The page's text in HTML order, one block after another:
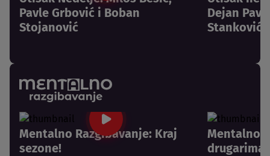
Pavle Grbović i Boban
Stojanović
Dejan
Stanković
Mentalno Razgibavanje: Kraj
sezone!
Mentalno
drugarima